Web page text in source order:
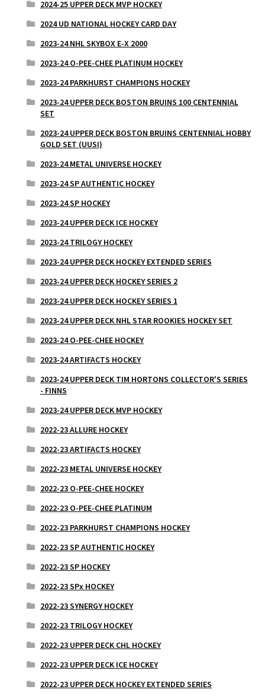
2024-25 UPPER DECK MVP HOCKEY
2024 UD NATIONAL HOCKEY CARD DAY
2023-24 NHL SKYBOX E-X 2000
2023-24 O-PEE-CHEE PLATINUM HOCKEY
2023-24 PARKHURST CHAMPIONS HOCKEY
2023-24 UPPER DECK BOSTON BRUINS 100 CENTENNIAL
SET
2023-24 UPPER DECK BOSTON BRUINS CENTENNIAL HOBBY
GOLD SET (UUSI)
2023-24 METAL UNIVERSE HOCKEY
2023-24 SP AUTHENTIC HOCKEY
2023-24 SP HOCKEY
2023-24 UPPER DECK ICE HOCKEY
2023-24 TRILOGY HOCKEY
2023-24 UPPER DECK HOCKEY EXTENDED SERIES
2023-24 UPPER DECK HOCKEY SERIES 2
2023-24 UPPER DECK HOCKEY SERIES 1
2023-24 UPPER DECK NHL STAR ROOKIES HOCKEY SET
2023-24 O-PEE-CHEE HOCKEY
2023-24 ARTIFACTS HOCKEY
2023-24 UPPER DECK TIM HORTONS COLLECTOR'S SERIES
- FINNS
2023-24 UPPER DECK MVP HOCKEY
2022-23 ALLURE HOCKEY
2022-23 ARTIFACTS HOCKEY
2022-23 METAL UNIVERSE HOCKEY
2022-23 O-PEE-CHEE HOCKEY
2022-23 O-PEE-CHEE PLATINUM
2022-23 PARKHURST CHAMPIONS HOCKEY
2022-23 SP AUTHENTIC HOCKEY
2022-23 SP HOCKEY
2022-23 SPx HOCKEY
2022-23 SYNERGY HOCKEY
2022-23 TRILOGY HOCKEY
2022-23 UPPER DECK CHL HOCKEY
2022-23 UPPER DECK ICE HOCKEY
2022-23 UPPER DECK HOCKEY EXTENDED SERIES